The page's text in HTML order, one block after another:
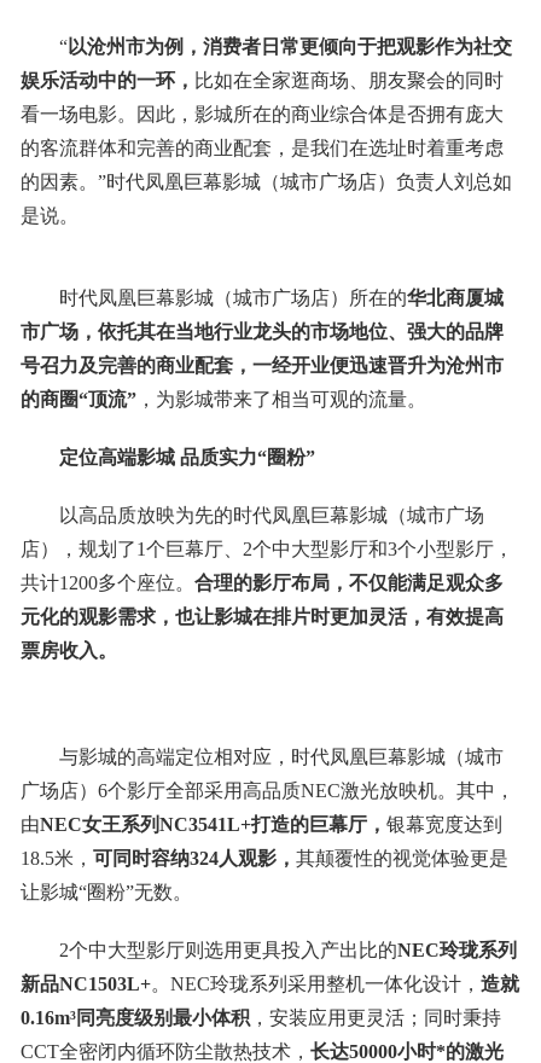
“以沧州市为例，消费者日常更倾向于把观影作为社交
娱乐活动中的一环， 比如在全家逛商场、朋友聚会的同时
看一场电影。因此，影城所在的商业综合体是否拥有庞大
的客流群体和完善的商业配套，是我们在选址时着重考虑
的因素。”时代凤凰巨幕影城（城市广场店）负责人刘总如
是说。
时代凤凰巨幕影城（城市广场店）所在的华北商厦城
市广场，依托其在当地行业龙头的市场地位、强大的品牌
号召力及完善的商业配套，一经开业便迅速晋升为沧州市
的商圈“顶流”，为影城带来了相当可观的流量。
定位高端影城 品质实力“圈粉”
以高品质放映为先的时代凤凰巨幕影城（城市广场
店），规划了1个巨幕厅、2个中大型影厅和3个小型影厅，
共计1200多个座位。 合理的影厅布局，不仅能满足观众多
元化的观影需求，也让影城在排片时更加灵活，有效提高
票房收入。
与影城的高端定位相对应，时代凤凰巨幕影城（城市
广场店）6个影厅全部采用高品质NEC激光放映机。其中，
由NEC女王系列NC3541L+打造的巨幕厅， 银幕宽度达到
18.5米， 可同时容纳324人观影， 其颠覆性的视觉体验更是
让影城“圈粉”无数。
2个中大型影厅则选用更具投入产出比的NEC玲珑系列
新品NC1503L+。NEC玲珑系列采用整机一体化设计， 造就
0.16m³同亮度级别最小体积，安装应用更灵活；同时秉持
CCT全密闭内循环防尘散热技术， 长达50000小时*的激光